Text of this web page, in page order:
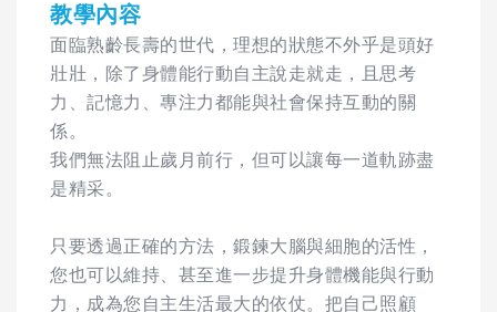
教學內容
面臨熟齡長壽的世代，理想的狀態不外乎是頭好
壯壯，除了身體能行動自主說走就走，且思考
力、記憶力、專注力都能與社會保持互動的關
係。
我們無法阻止歲月前行，但可以讓每一道軌跡盡
是精采。
只要透過正確的方法，鍛鍊大腦與細胞的活性，
您也可以維持、甚至進一步提升身體機能與行動
力，成為您自主生活最大的依仗。把自己照顧